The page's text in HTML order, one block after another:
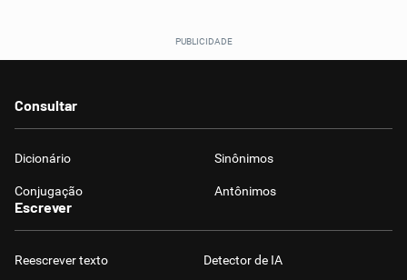
Consultar
Dicionário Sinônimos
Conjugação Antônimos
Escrever
Reescrever texto Detector de IA